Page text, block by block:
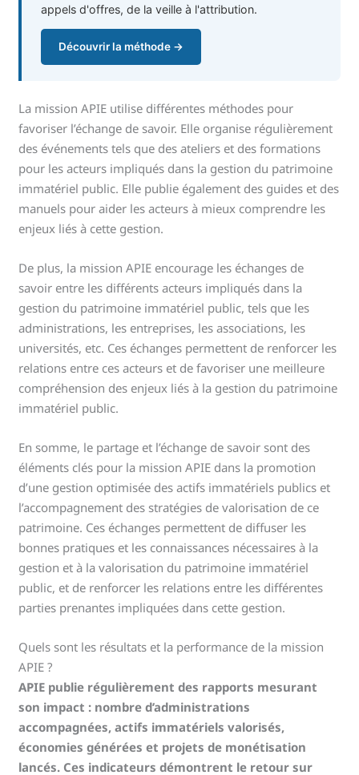
appels d'offres, de la veille à l'attribution.
Découvrir la méthode →
La mission APIE utilise différentes méthodes pour
favoriser l’échange de savoir. Elle organise régulièrement
des événements tels que des ateliers et des formations
pour les acteurs impliqués dans la gestion du patrimoine
immatériel public. Elle publie également des guides et des
manuels pour aider les acteurs à mieux comprendre les
enjeux liés à cette gestion.
De plus, la mission APIE encourage les échanges de
savoir entre les différents acteurs impliqués dans la
gestion du patrimoine immatériel public, tels que les
administrations, les entreprises, les associations, les
universités, etc. Ces échanges permettent de renforcer les
relations entre ces acteurs et de favoriser une meilleure
compréhension des enjeux liés à la gestion du patrimoine
immatériel public.
En somme, le partage et l’échange de savoir sont des
éléments clés pour la mission APIE dans la promotion
d’une gestion optimisée des actifs immatériels publics et
l’accompagnement des stratégies de valorisation de ce
patrimoine. Ces échanges permettent de diffuser les
bonnes pratiques et les connaissances nécessaires à la
gestion et à la valorisation du patrimoine immatériel
public, et de renforcer les relations entre les différentes
parties prenantes impliquées dans cette gestion.
Quels sont les résultats et la performance de la mission
APIE ?
APIE publie régulièrement des rapports mesurant
son impact : nombre d’administrations
accompagnées, actifs immatériels valorisés,
économies générées et projets de monétisation
lancés. Ces indicateurs démontrent le retour sur